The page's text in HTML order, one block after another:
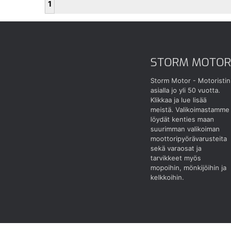
1
STORM MOTOR
Storm Motor - Motoristin
asialla jo yli 50 vuotta.
Klikkaa ja lue lisää
meistä. Valikoimastamme
löydät kenties maan
suurimman valikoiman
moottoripyörävarusteita
sekä varaosat ja
tarvikkeet myös
mopoihin, mönkijöihin ja
kelkkoihin.